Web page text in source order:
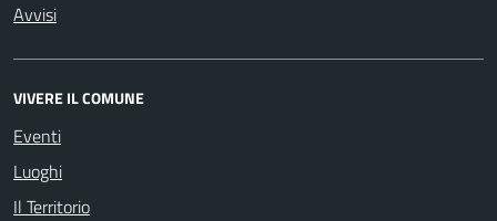
Avvisi
VIVERE IL COMUNE
Eventi
Luoghi
Il Territorio